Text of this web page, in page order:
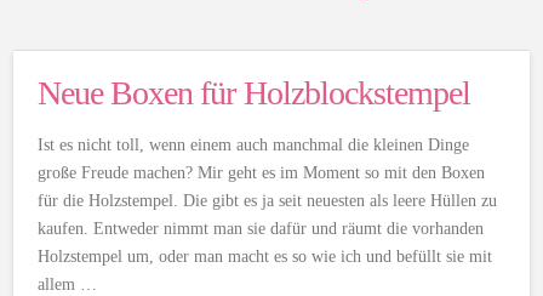
Neue Boxen für Holzblockstempel
Ist es nicht toll, wenn einem auch manchmal die kleinen Dinge
große Freude machen? Mir geht es im Moment so mit den Boxen
für die Holzstempel. Die gibt es ja seit neuesten als leere Hüllen zu
kaufen. Entweder nimmt man sie dafür und räumt die vorhanden
Holzstempel um, oder man macht es so wie ich und befüllt sie mit
allem …